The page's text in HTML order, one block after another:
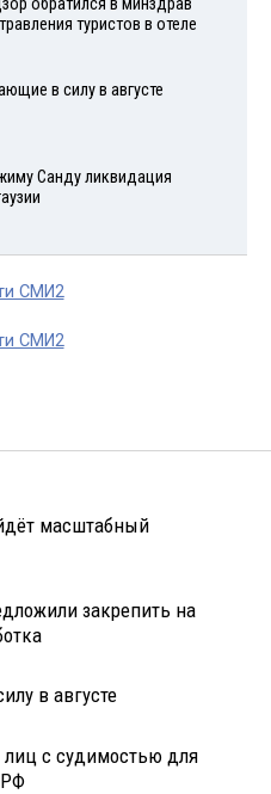
туристов в отеле
в силу в августе
Санду ликвидация
СМИ2
СМИ2
масштабный
закрепить на
в августе
с судимостью для
РФ